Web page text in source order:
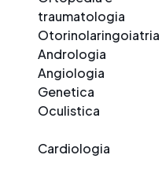
traumatologia
Otorinolaringoiatria
Andrologia
Angiologia
Genetica
Oculistica
Cardiologia